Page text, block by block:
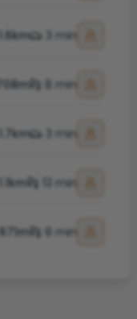
1.6km 3 min
708m 8 min
1.7km 3 min
1.1km 13 min
671m 8 min